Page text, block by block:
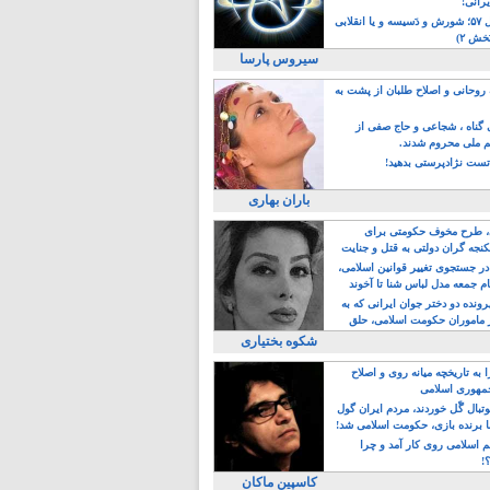
رویداد سال ۵۷؛ شورش و دَسیسه و یا انقلابی
۲)
سیروس پارسا
و اصلاح طلبان از پشت به
گناه ، شجاعی و حاج صفی از
ملی محروم شدند.
نژادپرستی بدهید!
باران بهاری
مخوف حکومتی برای
گران دولتی به قتل و جنایت
جستجوی تغییر قوانین اسلامی،
جمعه مدل لباس شنا تا آخوند
دو دختر جوان ایرانی که به
ماموران حکومت اسلامی، حلق
شکوه بختیاری
به تاریخچه میانه روی و اصلاح
اسلامی
گًل خوردند، مردم ایران گول
برنده بازی، حکومت اسلامی شد!
اسلامی روی کار آمد و چرا
کاسپین ماکان